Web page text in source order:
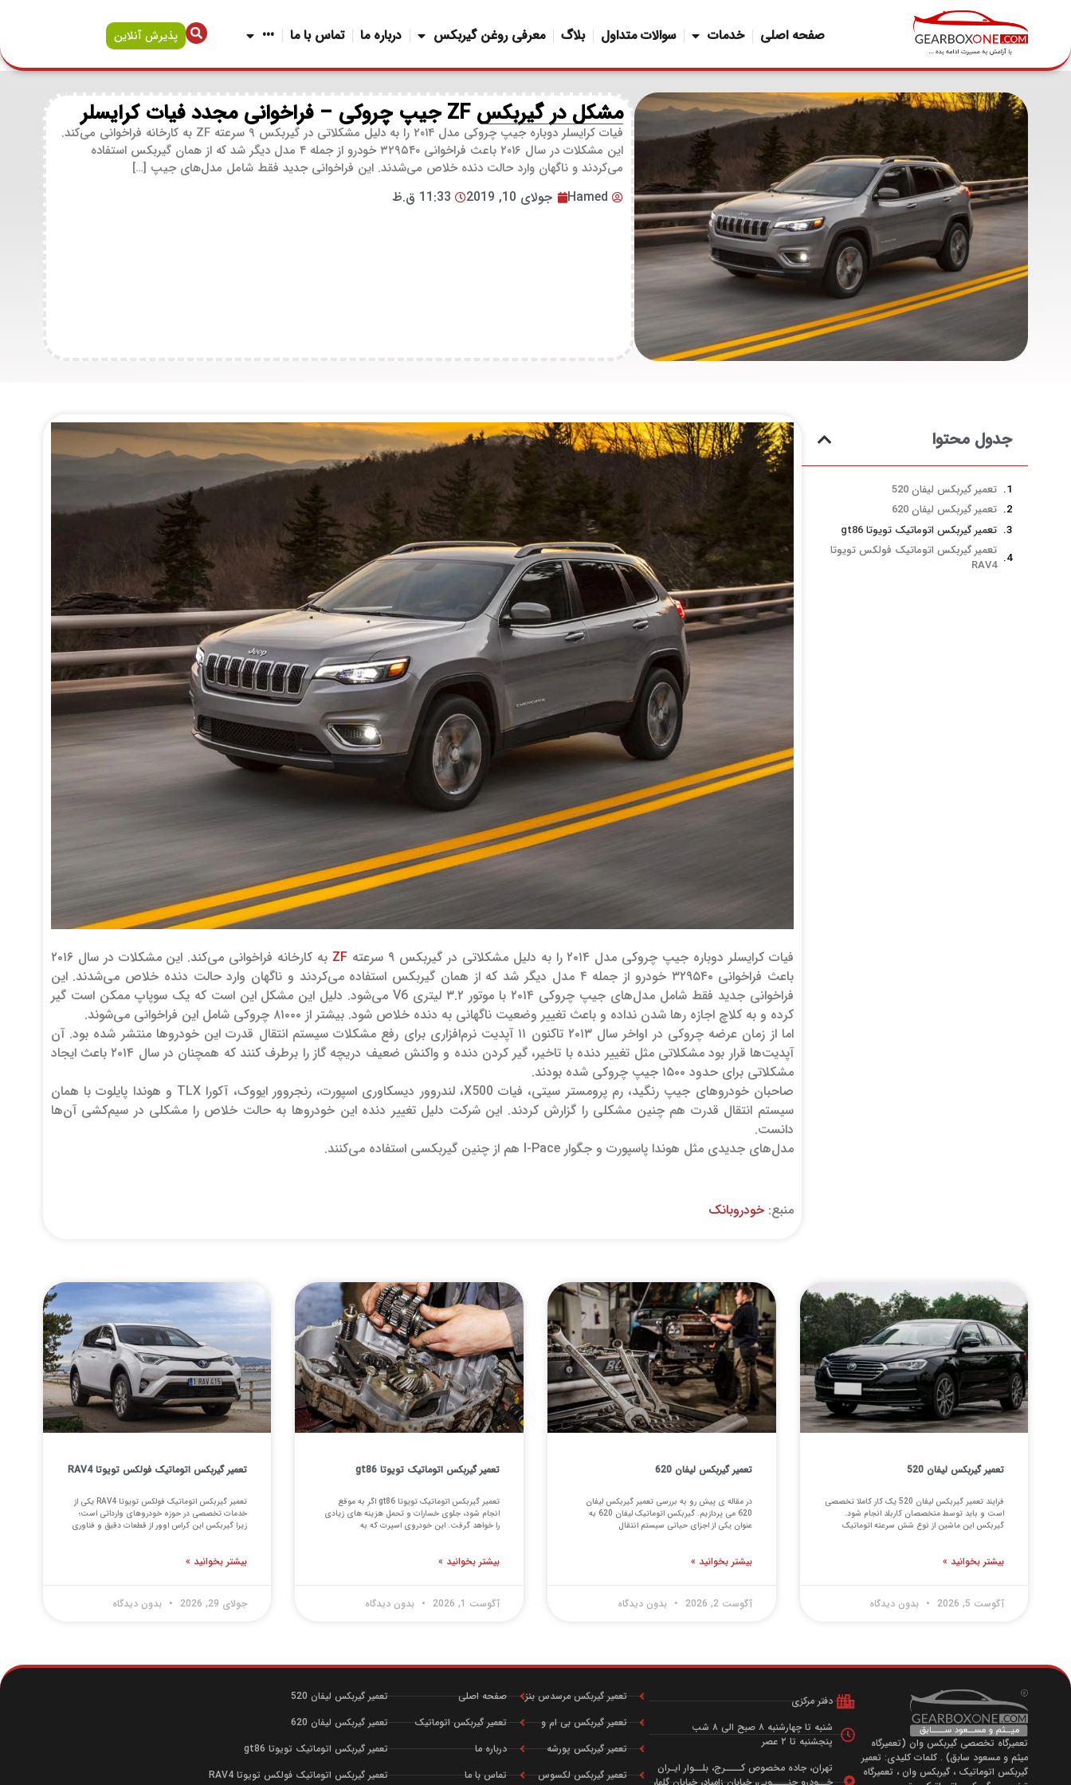
صفحه اصلی خدمات سوالات متداول بلاگ معرفی روغن گیربکس درباره ما تماس با ما ••• پذیرش آنلاین
مشکل در گیربکس ZF جیپ چروکی – فراخوانی مجدد فیات کرایسلر
فیات کرایسلر دوباره جیپ چروکی مدل ۲۰۱۴ را به دلیل مشکلاتی در گیربکس ۹ سرعته ZF به کارخانه فراخوانی می‌کند.
این مشکلات در سال ۲۰۱۶ باعث فراخوانی ۳۲۹۵۴۰ خودرو از جمله ۴ مدل دیگر شد که از همان گیربکس استفاده
می‌کردند و ناگهان وارد حالت دنده خلاص می‌شدند. این فراخوانی جدید فقط شامل مدل‌های جیپ […]
Hamed جولای 10, 2019 11:33 ق.ظ
جدول محتوا
تعمیر گیربکس لیفان 520
تعمیر گیربکس لیفان 620
تعمیر گیربکس اتوماتیک تویوتا gt86
تعمیر گیربکس اتوماتیک فولکس تویوتا
RAV4
فیات کرایسلر دوباره جیپ چروکی مدل ۲۰۱۴ را به دلیل مشکلاتی در گیربکس ۹ سرعته ZF
به کارخانه فراخوانی می‌کند. این مشکلات در سال ۲۰۱۶
باعث فراخوانی ۳۲۹۵۴۰ خودرو از جمله ۴ مدل دیگر شد که از همان گیربکس استفاده می‌کردند و ناگهان وارد حالت دنده خلاص می‌شدند. این
فراخوانی جدید فقط شامل مدل‌های جیپ چروکی ۲۰۱۴ با موتور ۳.۲ لیتری V6 می‌شود. دلیل این مشکل این است که یک سوپاپ ممکن است گیر
کرده و به کلاچ اجازه رها شدن نداده و باعث تغییر وضعیت ناگهانی به دنده خلاص شود. بیشتر از ۸۱۰۰۰ چروکی شامل این فراخوانی می‌شوند.
اما از زمان عرضه چروکی در اواخر سال ۲۰۱۳ تاکنون ۱۱ آپدیت نرم‌افزاری برای رفع مشکلات سیستم انتقال قدرت این خودروها منتشر شده بود. آن
آپدیت‌ها قرار بود مشکلاتی مثل تغییر دنده با تاخیر، گیر کردن دنده و واکنش ضعیف دریچه گاز را برطرف کنند که همچنان در سال ۲۰۱۴ باعث ایجاد
مشکلاتی برای حدود ۱۵۰۰ جیپ چروکی شده بودند.
صاحبان خودروهای جیپ رنگید، رم پرومستر سیتی، فیات X500، لندروور دیسکاوری اسپورت، رنجروور ایووک، آکورا TLX و هوندا پایلوت با همان
سیستم انتقال قدرت هم چنین مشکلی را گزارش کردند. این شرکت دلیل تغییر دنده این خودروها به حالت خلاص را مشکلی در سیم‌کشی آن‌ها
دانست.
مدل‌های جدیدی مثل هوندا پاسپورت و جگوار I-Pace هم از چنین گیربکسی استفاده می‌کنند.
منبع:خودروبانک
تعمیر گیربکس لیفان 520
فرایند تعمیر گیربکس لیفان 520 یک کار کاملا تخصصی
است و باید توسط متخصصان کاربلد انجام شود.
گیربکس این ماشین از نوع شش سرعته اتوماتیک
بیشتر بخوانید »
آگوست 5, 2026 بدون دیدگاه
تعمیر گیربکس لیفان 620
در مقاله ی پیش رو به بررسی تعمیر گیربکس لیفان
620 می پردازیم. گیربکس اتوماتیک لیفان 620 به
عنوان یکی از اجزای حیاتی سیستم انتقال
بیشتر بخوانید »
آگوست 2, 2026 بدون دیدگاه
تعمیر گیربکس اتوماتیک تویوتا gt86
تعمیر گیربکس اتوماتیک تویوتا gt86 اگر به موقع
انجام شود، جلوی خسارات و تحمل هزینه های زیادی
را خواهد گرفت. این خودروی اسپرت که به
بیشتر بخوانید »
آگوست 1, 2026 بدون دیدگاه
تعمیر گیربکس اتوماتیک فولکس تویوتا RAV4
تعمیر گیربکس اتوماتیک فولکس تویوتا RAV4 یکی از
خدمات تخصصی در حوزه خودروهای وارداتی است؛
زیرا گیربکس این کراس اوور از قطعات دقیق و فناوری
بیشتر بخوانید »
جولای 29, 2026 بدون دیدگاه
تعمیرگاه تخصصی گیربکس وان (تعمیرگاه
میثم و مسعود سابق) . کلمات کلیدی: تعمیر
گیربکس اتوماتیک ، گیربکس وان ، تعمیرگاه
دفتر مرکزی
شنبه تا چهارشنبه ۸ صبح الی ۸ شب
پنجشنبه تا ۲ عصر
تهران، جاده مخصوص کــــرج، بلــوار ایـران
خــودرو جنــــوبی، خیابان زامیاد، خیابان گلها،
تعمیر گیربکس مرسدس بنز
تعمیر گیربکس بی ام و
تعمیر گیربکس پورشه
تعمیر گیربکس لکسوس
صفحه اصلی
تعمیر گیربکس اتوماتیک
درباره ما
تماس با ما
تعمیر گیربکس لیفان 520
تعمیر گیربکس لیفان 620
تعمیر گیربکس اتوماتیک تویوتا gt86
تعمیر گیربکس اتوماتیک فولکس تویوتا RAV4